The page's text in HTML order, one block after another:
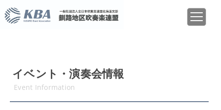
イベント・演奏会情報
Event Information